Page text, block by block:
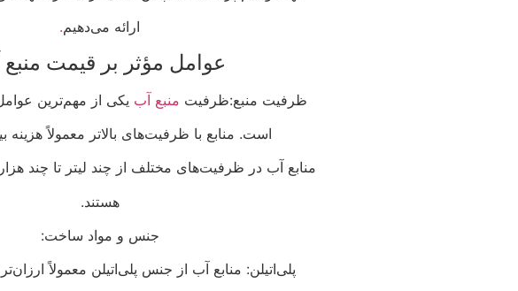
ارائه می‌دهیم.
عوامل مؤثر بر قیمت
ظرفیت منبع:ظرفیت منبع آب یکی از مهم‌ترین
است. منابع با ظرفیت‌های بالاتر معمولاً هزینه
منابع آب در ظرفیت‌های مختلف از چند لیتر تا چند هزار
هستند.
جنس و مواد ساخت:
پلی‌اتیلن: منابع آب از جنس پلی‌اتیلن معمولاً